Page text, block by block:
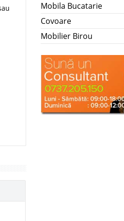
Mobila Bucatarie
Covoare
Mobilier Birou